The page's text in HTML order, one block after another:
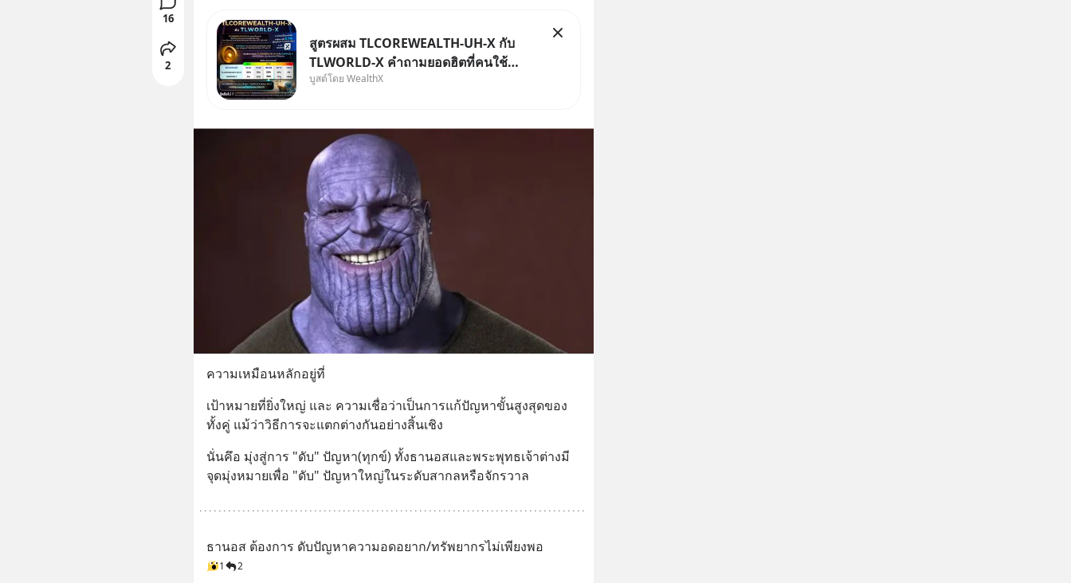
สูตรผสม TLCOREWEALTH-UH-X กับ
TLWORLD-X คำถามยอดฮิตที่คนใช้
WealthX ถามเข้ามา
บูสต์โดย WealthX
ความเหมือนหลักอยู่ที่
เป้าหมายที่ยิ่งใหญ่ และ ความเชื่อว่าเป็นการแก้ปัญหาขั้นสูงสุดของ
ทั้งคู่ แม้ว่าวิธีการจะแตกต่างกันอย่างสิ้นเชิง
นั่นคึอ มุ่งสู่การ "ดับ" ปัญหา(ทุกข์) ทั้งธานอสและพระพุทธเจ้าต่างมี
จุดมุ่งหมายเพื่อ "ดับ" ปัญหาใหญ่ในระดับสากลหรือจักรวาล
ธานอส ต้องการ ดับปัญหาความอดอยาก/ทรัพยากรไม่เพียงพอ
1 2
16
2